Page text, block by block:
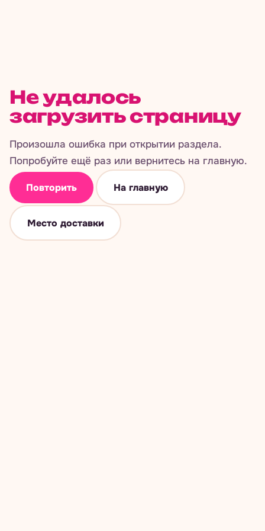
Не удалось
загрузить страницу
Произошла ошибка при открытии раздела.
Попробуйте ещё раз или вернитесь на главную.
Повторить На главную
Место доставки